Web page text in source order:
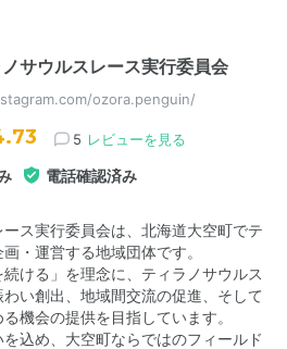
サウルスレース実行委員会
ozora.penguin/
5 レビューを見る
電話確認済み
ス実行委員会は、北海道大空町でテ
・運営する地域団体です。
続ける」を理念に、ティラノサウルス
い創出、地域間交流の促進、そして
機会の提供を目指しています。
込め、大空町ならではのフィールド